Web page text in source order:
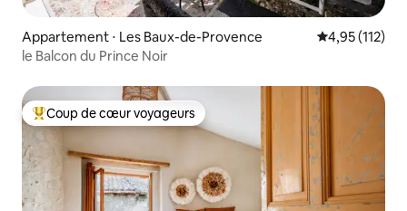
Appartement ⋅ Les Baux-de-Provence Évaluation
4,95 (112)
le Balcon du Prince Noir
Coups de cœur voyageurs les plus appréciés
Coup de cœur voyageurs